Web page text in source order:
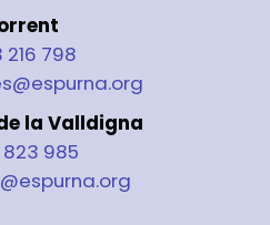
216 798
la Valldigna
985